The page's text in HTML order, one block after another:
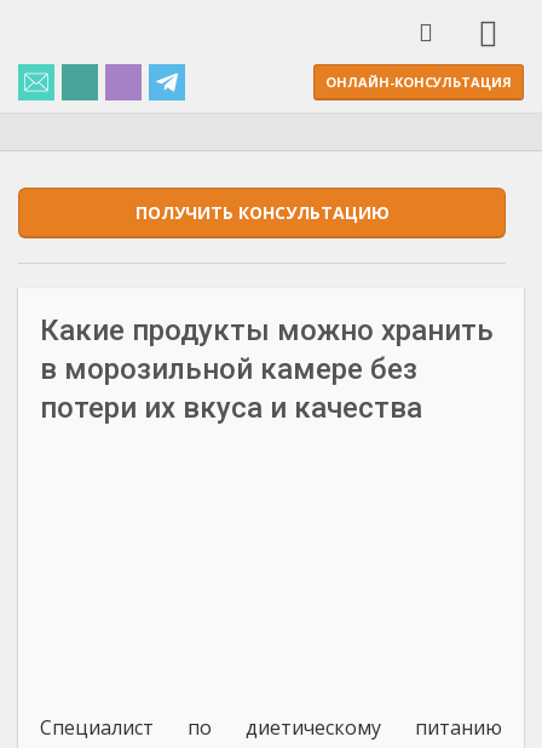
ОНЛАЙН-КОНСУЛЬТАЦИЯ
ПОЛУЧИТЬ КОНСУЛЬТАЦИЮ
Какие продукты можно хранить
в морозильной камере без
потери их вкуса и качества
Специалист по диетическому питанию